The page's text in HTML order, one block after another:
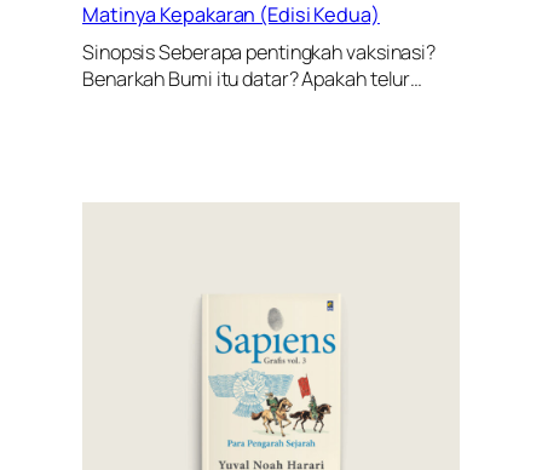
Matinya Kepakaran (Edisi Kedua)
Sinopsis Seberapa pentingkah vaksinasi?
Benarkah Bumi itu datar? Apakah telur…